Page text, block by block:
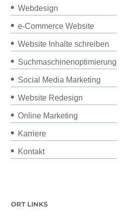
Webdesign
e-Commerce Website
Website Inhalte schreiben
Suchmaschinenoptimierung
Social Media Marketing
Website Redesign
Online Marketing
Karriere
Kontakt
ORT LINKS